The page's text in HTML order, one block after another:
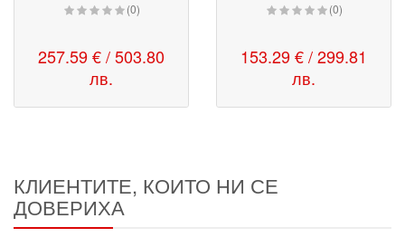
(0)
257.59 € / 503.80
лв.
(0)
153.29 € / 299.81
лв.
КЛИЕНТИТЕ, КОИТО НИ СЕ
ДОВЕРИХА